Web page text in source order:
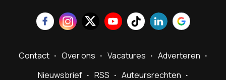
Contact Over ons Vacatures
Adverteren
Nieuwsbrief
RSS
Auteursrechten